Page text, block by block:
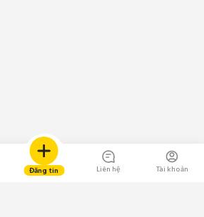
Đăng tin Liên hệ Tài khoản